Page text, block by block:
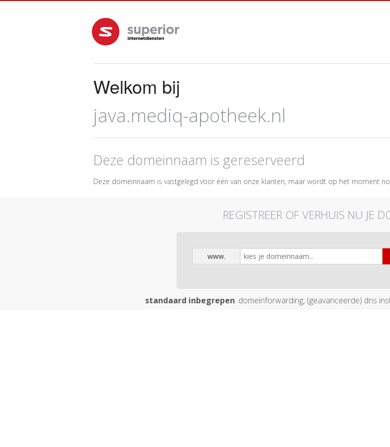
Welkom bij
java.mediq-apotheek.nl
Deze domeinnaam is gereserveerd
Deze domeinnaam is vastgelegd voor één van onze klanten, maar wordt op het moment
REGISTREER OF VERHUIS NU JE
www.
standaard inbegrepen: domeinforwarding, (geavanceerde) dns